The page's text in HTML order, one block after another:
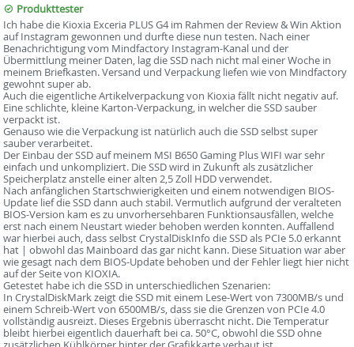
Produkttester
Ich habe die Kioxia Exceria PLUS G4 im Rahmen der Review & Win Aktion
auf Instagram gewonnen und durfte diese nun testen. Nach einer
Benachrichtigung vom Mindfactory Instagram-Kanal und der
Übermittlung meiner Daten, lag die SSD nach nicht mal einer Woche in
meinem Briefkasten. Versand und Verpackung liefen wie von Mindfactory
gewohnt super ab.
Auch die eigentliche Artikelverpackung von Kioxia fällt nicht negativ auf.
Eine schlichte, kleine Karton-Verpackung, in welcher die SSD sauber
verpackt ist.
Genauso wie die Verpackung ist natürlich auch die SSD selbst super
sauber verarbeitet.
Der Einbau der SSD auf meinem MSI B650 Gaming Plus WIFI war sehr
einfach und unkompliziert. Die SSD wird in Zukunft als zusätzlicher
Speicherplatz anstelle einer alten 2,5 Zoll HDD verwendet.
Nach anfänglichen Startschwierigkeiten und einem notwendigen BIOS-
Update lief die SSD dann auch stabil. Vermutlich aufgrund der veralteten
BIOS-Version kam es zu unvorhersehbaren Funktionsausfällen, welche
erst nach einem Neustart wieder behoben werden konnten. Auffallend
war hierbei auch, dass selbst CrystalDiskInfo die SSD als PCIe 5.0 erkannt
hat | obwohl das Mainboard das gar nicht kann. Diese Situation war aber
wie gesagt nach dem BIOS-Update behoben und der Fehler liegt hier nicht
auf der Seite von KIOXIA.
Getestet habe ich die SSD in unterschiedlichen Szenarien:
In CrystalDiskMark zeigt die SSD mit einem Lese-Wert von 7300MB/s und
einem Schreib-Wert von 6500MB/s, dass sie die Grenzen von PCIe 4.0
vollständig ausreizt. Dieses Ergebnis überrascht nicht. Die Temperatur
bleibt hierbei eigentlich dauerhaft bei ca. 50°C, obwohl die SSD ohne